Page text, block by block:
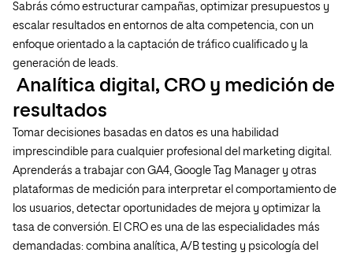
Sabrás cómo estructurar campañas, optimizar presupuestos y
escalar resultados en entornos de alta competencia, con un
enfoque orientado a la captación de tráfico cualificado y la
generación de leads.
Analítica digital, CRO y medición de
resultados
Tomar decisiones basadas en datos es una habilidad
imprescindible para cualquier profesional del marketing digital.
Aprenderás a trabajar con GA4, Google Tag Manager y otras
plataformas de medición para interpretar el comportamiento de
los usuarios, detectar oportunidades de mejora y optimizar la
tasa de conversión. El CRO es una de las especialidades más
demandadas: combina analítica, A/B testing y psicología del